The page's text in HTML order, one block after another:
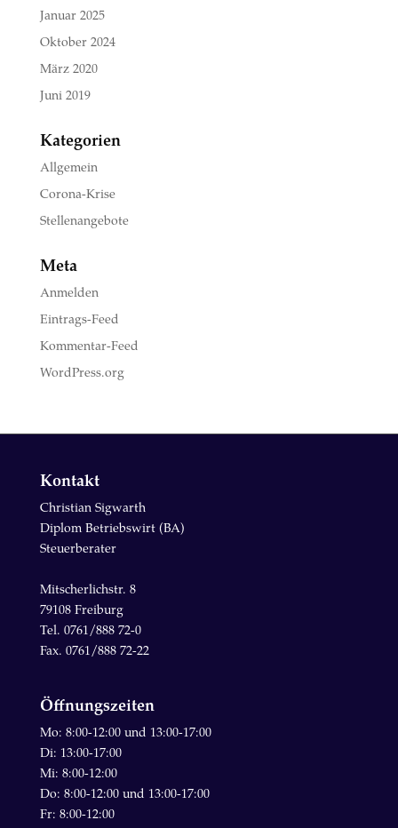
Januar 2025
Oktober 2024
März 2020
Juni 2019
Kategorien
Allgemein
Corona-Krise
Stellenangebote
Meta
Anmelden
Eintrags-Feed
Kommentar-Feed
WordPress.org
Kontakt
Christian Sigwarth
Diplom Betriebswirt (BA)
Steuerberater
Mitscherlichstr. 8
79108 Freiburg
Tel. 0761/888 72-0
Fax. 0761/888 72-22
Öffnungszeiten
Mo: 8:00-12:00 und 13:00-17:00
Di: 13:00-17:00
Mi: 8:00-12:00
Do: 8:00-12:00 und 13:00-17:00
Fr: 8:00-12:00